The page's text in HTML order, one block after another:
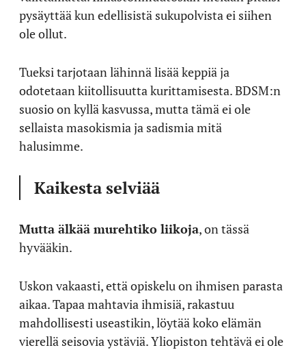
pysäyttää kun edellisistä sukupolvista ei siihen
ole ollut.
Tueksi tarjotaan lähinnä lisää keppiä ja
odotetaan kiitollisuutta kurittamisesta. BDSM:n
suosio on kyllä kasvussa, mutta tämä ei ole
sellaista masokismia ja sadismia mitä
halusimme.
Kaikesta selviää
Mutta älkää murehtiko liikoja, on tässä
hyvääkin.
Uskon vakaasti, että opiskelu on ihmisen parasta
aikaa. Tapaa mahtavia ihmisiä, rakastuu
mahdollisesti useastikin, löytää koko elämän
vierellä seisovia ystäviä. Yliopiston tehtävä ei ole